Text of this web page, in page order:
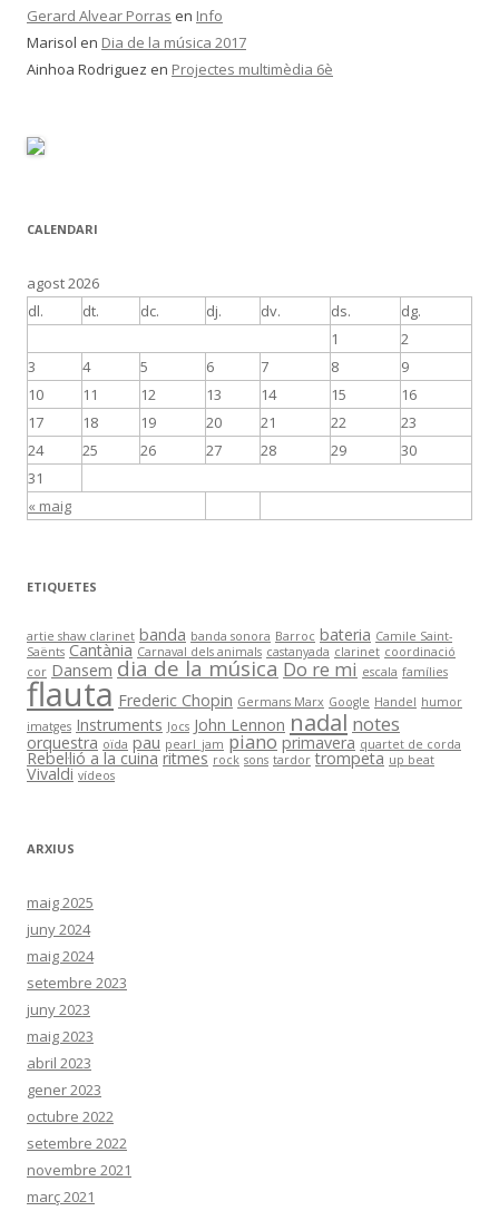
Gerard Alvear Porras en Info
Marisol en Dia de la música 2017
Ainhoa Rodriguez en Projectes multimèdia 6è
CALENDARI
agost 2026
dl.
dt. dc. dj. dv. ds. dg.
« maig
1
2
3
4 5 6 7 8
9
10
11 12 13 14 15
16
17
18 19 20 21 22
23
24
25 26 27 28 29
30
31
ETIQUETES
artie shaw clarinet banda banda sonora Barroc bateria Camile Saint-
Saënts Cantània Carnaval dels animals castanyada clarinet coordinació
cor Dansem dia de la música Do re mi escala famílies
flauta Frederic Chopin Germans Marx Google Handel humor
imatges Instruments Jocs John Lennon nadal notes
orquestra oïda pau pearl_jam piano primavera quartet de corda
Rebel·lió a la cuina ritmes rock sons tardor trompeta up beat
Vivaldi vídeos
ARXIUS
maig 2025
juny 2024
maig 2024
setembre 2023
juny 2023
maig 2023
abril 2023
gener 2023
octubre 2022
setembre 2022
novembre 2021
març 2021